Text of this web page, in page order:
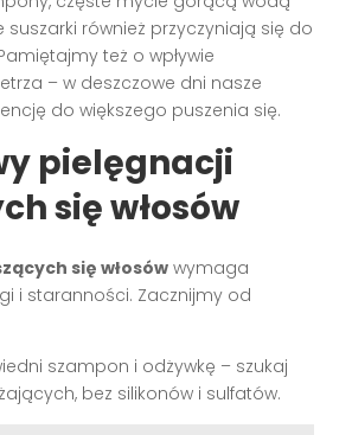
suszarki również przyczyniają się do
też o wpływie
– w deszczowe dni nasze
do większego puszenia się.
pielęgnacji
się włosów
się włosów wymaga
i staranności. Zacznijmy od
szampon i odżywkę – szukaj
bez silikonów i sulfatów.